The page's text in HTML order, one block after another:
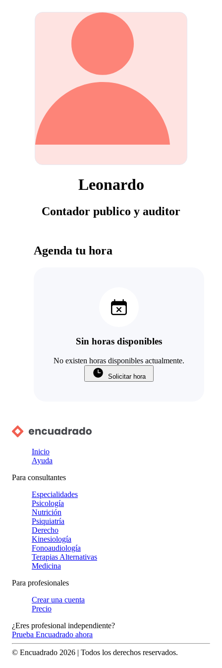
Leonardo
Contador publico y auditor
Agenda tu hora
Sin horas disponibles
No existen horas disponibles actualmente.
Solicitar hora
Inicio
Ayuda
Para consultantes
Especialidades
Psicología
Nutrición
Psiquiatría
Derecho
Kinesiología
Fonoaudiología
Terapias Alternativas
Medicina
Para profesionales
Crear una cuenta
Precio
¿Eres profesional independiente?
Prueba Encuadrado ahora
© Encuadrado 2026 | Todos los derechos reservados.